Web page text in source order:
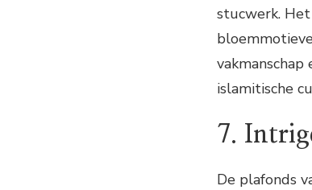
stucwerk.
islamitische
7.
De plafonds